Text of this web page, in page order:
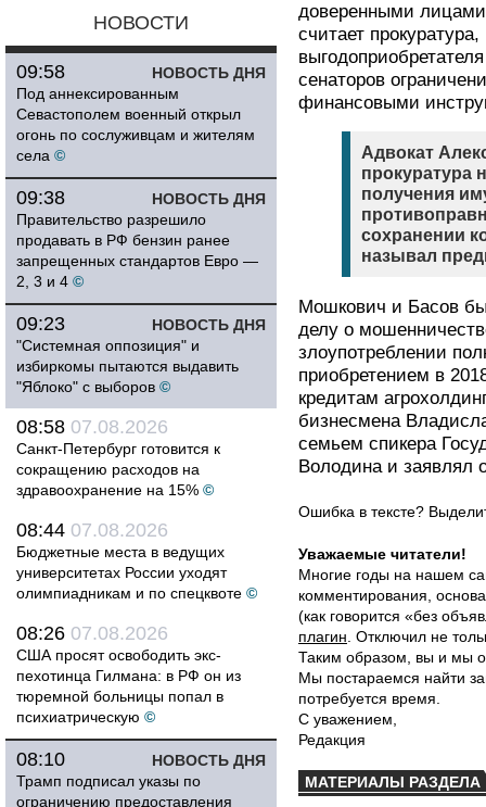
НОВОСТИ
НОВОСТЬ ДНЯ
09:58
Под аннексированным
Севастополем военный открыл
огонь по сослуживцам и жителям
села ©
НОВОСТЬ ДНЯ
09:38
Правительство разрешило
продавать в РФ бензин ранее
запрещенных стандартов Евро —
2, 3 и 4 ©
НОВОСТЬ ДНЯ
09:23
"Системная оппозиция" и
избиркомы пытаются выдавить
"Яблоко" с выборов ©
08:58 07.08.2026
Санкт-Петербург готовится к
сокращению расходов на
здравоохранение на 15% ©
08:44 07.08.2026
Бюджетные места в ведущих
университетах России уходят
олимпиадникам и по спецквоте ©
08:26 07.08.2026
США просят освободить экс-
пехотинца Гилмана: в РФ он из
тюремной больницы попал в
психиатрическую ©
НОВОСТЬ ДНЯ
08:10
Трамп подписал указы по
ограничению предоставления
доверенными
считает
сенаторов
финансовыми
Адвокат
прокуратура
получения
сохранении
называл
Мошкович и Басов
делу о
злоупотреблении
приобретением в
кредитам
бизнесмена
семьем спикера
Володина и заявлял
Ошибка в тексте?
Уважаемые читатели!
Многие годы на нашем
комментирования,
(как говорится «без
плагин . Отключил не
Таким образом, вы и мы
Мы постараемся найти
потребуется время.
С уважением,
Редакция
МАТЕРИАЛЫ РАЗДЕЛА